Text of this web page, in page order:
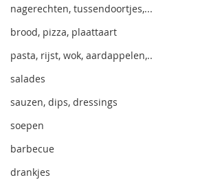
nagerechten, tussendoortjes,...
brood, pizza, plaattaart
pasta, rijst, wok, aardappelen,..
salades
sauzen, dips, dressings
soepen
barbecue
drankjes